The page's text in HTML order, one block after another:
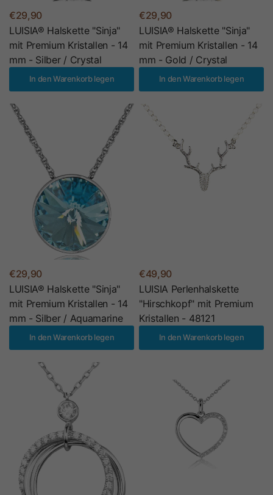
€29,90
LUISIA® Halskette "Sinja"
mit Premium Kristallen - 14
mm - Silber / Crystal
In den Warenkorb legen
€29,90
LUISIA® Halskette "Sinja"
mit Premium Kristallen - 14
mm - Gold / Crystal
In den Warenkorb legen
€29,90
LUISIA® Halskette "Sinja"
mit Premium Kristallen - 14
mm - Silber / Aquamarine
In den Warenkorb legen
€49,90
LUISIA Perlenhalskette
"Hirschkopf" mit Premium
Kristallen - 48121
In den Warenkorb legen